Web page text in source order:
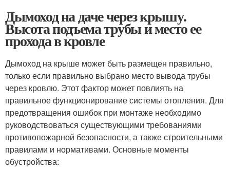
Дымоход на даче через крышу.
Высота подъема трубы и место ее
прохода в кровле
Дымоход на крыше может быть размещен правильно,
только если правильно выбрано место вывода трубы
через кровлю. Этот фактор может повлиять на
правильное функционирование системы отопления. Для
предотвращения ошибок при монтаже необходимо
руководствоваться существующими требованиями
противопожарной безопасности, а также строительными
правилами и нормативами. Основные моменты
обустройства: